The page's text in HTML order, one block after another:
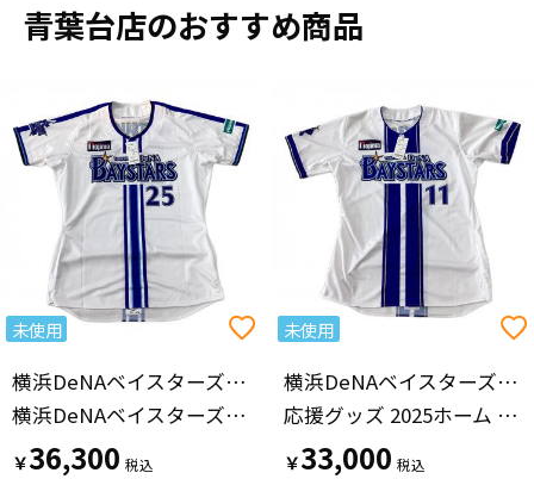
青葉台店のおすすめ商品
未使用
横浜DeNAベイスターズ（ヨコハマディーエヌエーベイスターズ）
横浜DeNAベイスターズ 【25】筒香 嘉智 プロ仕様モデル 2024ホーム
￥36,300
未使用
横浜DeNAベイスターズ（ヨコハマディーエヌエーベイスターズ）
応援グッズ 2025ホーム ホワイト
￥33,000